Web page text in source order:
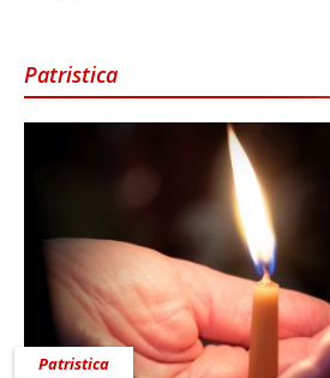
Patristica
Patristica